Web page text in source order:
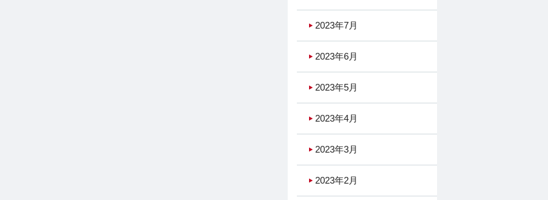
2023年7月
2023年6月
2023年5月
2023年4月
2023年3月
2023年2月